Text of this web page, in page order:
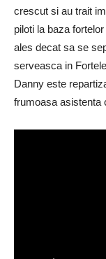
crescut si au trait
piloti la baza
ales decat sa se
serveasca in
Danny este
frumoasa asistenta